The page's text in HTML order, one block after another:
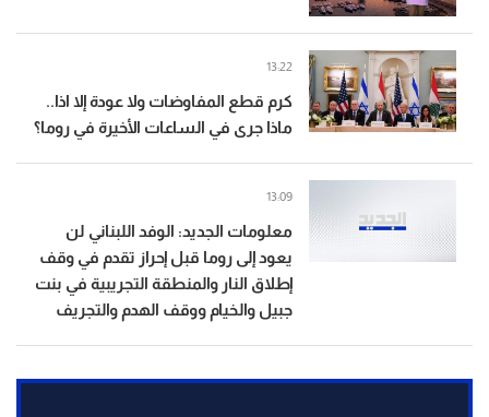
كرم قطع المفاوضات ولا عودة إلا اذا..
ماذا جرى في الساعات الأخيرة في روما؟
13:22
معلومات الجديد: الوفد اللبناني لن
يعود إلى روما قبل إحراز تقدم في وقف
إطلاق النار والمنطقة التجريبية في بنت
جبيل والخيام ووقف الهدم والتجريف
13:09